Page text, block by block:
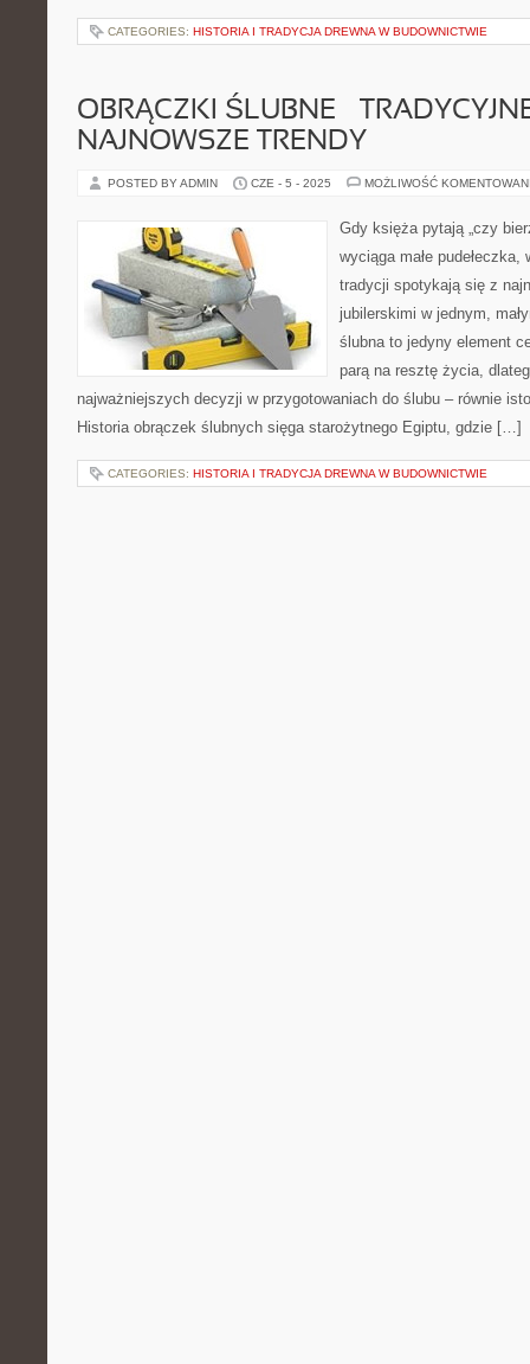
CATEGORIES: HISTORIA I TRADYCJA DREWNA W BUDOWNICTWIE
OBRĄCZKI ŚLUBNE –
NAJNOWSZE TRENDY
POSTED BY ADMIN CZE - 5 - 2025 MOŻLIWOŚĆ
Gdy księża pytają „czy
wyciąga małe
tradycji spotykają się z
jubilerskimi w jednym,
ślubna to jedyny element
parą na resztę życia,
najważniejszych decyzji w przygotowaniach do ślubu – równie
Historia obrączek ślubnych sięga starożytnego Egiptu, gdzie […]
CATEGORIES: HISTORIA I TRADYCJA DREWNA W BUDOWNICTWIE